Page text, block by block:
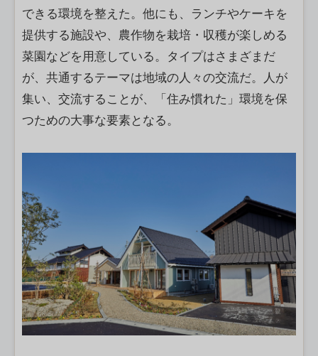
できる環境を整えた。他にも、ランチやケーキを
提供する施設や、農作物を栽培・収穫が楽しめる
菜園などを用意している。タイプはさまざまだ
が、共通するテーマは地域の人々の交流だ。人が
集い、交流することが、「住み慣れた」環境を保
つための大事な要素となる。